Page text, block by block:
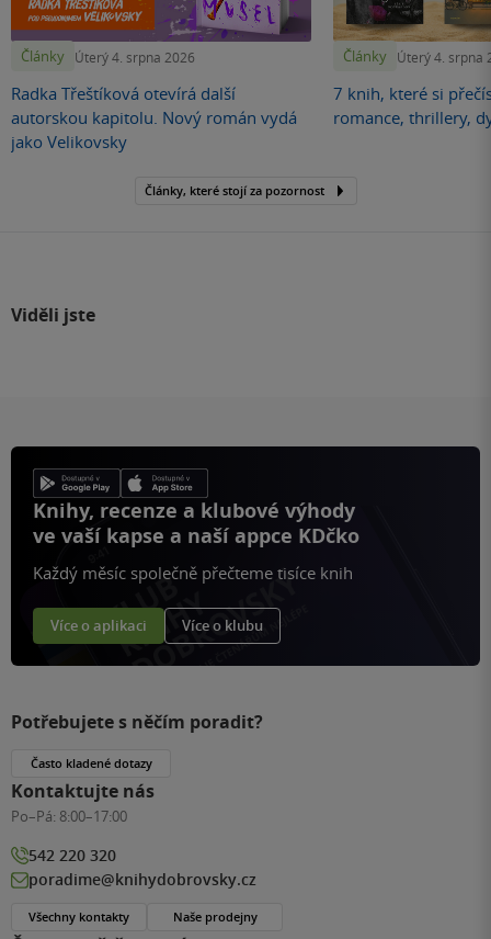
Články Úterý 4. srpna 2026
Radka Třeštíková otevírá další
autorskou kapitolu. Nový román vydá
jako Velikovsky
Články Úterý 4. srpna
7 knih, které si
romance, thrillery,
Články, které stojí za pozornost
Viděli jste
Knihy, recenze a klubové výhody
ve vaší kapse a naší appce KDčko
Každý měsíc společně přečteme tisíce knih
Více o aplikaci Více o klubu
Potřebujete s něčím poradit?
Často kladené dotazy
Kontaktujte nás
Po–Pá: 8:00–17:00
542 220 320
poradime@knihydobrovsky.cz
Všechny kontakty Naše prodejny